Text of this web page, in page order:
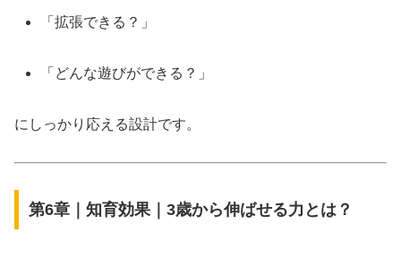
「拡張できる？」
「どんな遊びができる？」
にしっかり応える設計です。
第6章｜知育効果｜3歳から伸ばせる力とは？